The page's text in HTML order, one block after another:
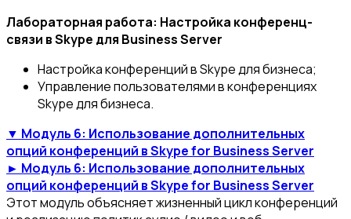
Лабораторная работа: Настройка конференц-
связи в Skype для Business Server
Настройка конференций в Skype для бизнеса;
Управление пользователями в конференциях
Skype для бизнеса.
▼ Модуль 6: Использование дополнительных
опций конференций в Skype for Business Server
► Модуль 6: Использование дополнительных
опций конференций в Skype for Business Server
Этот модуль объясняет жизненный цикл конференций